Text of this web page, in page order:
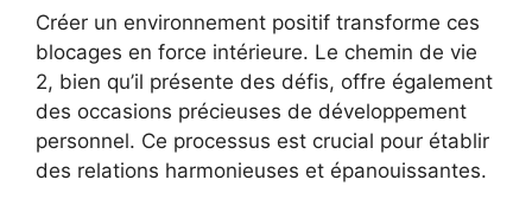
Créer un environnement positif transforme ces
blocages en force intérieure. Le chemin de vie
2, bien qu’il présente des défis, offre également
des occasions précieuses de développement
personnel. Ce processus est crucial pour établir
des relations harmonieuses et épanouissantes.